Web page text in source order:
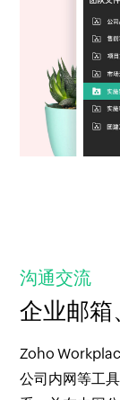
沟通交流
企业邮箱
Zoho
公司内网等工